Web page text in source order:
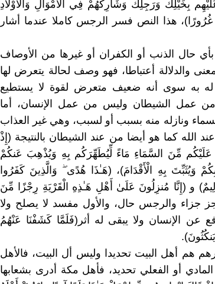
بِخَيْلِكَ وَرَجِلِكَ وَشَارِكْهُمْ فِي الْأَمْوَالِ وَالْأَوْلَادِ
هذا النص فسر الرجس كاملا عندما أشار
حال الذنب أو الكفران أو غيرها من الأوصاف
والدلالة أعتباطا، فهو وصف لحالة يتعرض لها
له به سوى أنه ضعيف متعرض لقوة لا يستطيع
من عمل الشيطان وليس من عمل الإنسان، أما
ونازله منه بسبب أو لسبب، وهي غير العذاب
الله كما هو أيضا من عند الشيطان بالنتيجة (إِذْ
عَلَيْكُم مِّنَ السَّمَاءِ مَاءً لِّيُطَهِّرَكُم بِهِ وَيُذْهِبَ عَنكُمْ
وَيُثَبِّتَ بِهِ الْأَقْدَامَ)، (هَـٰذَا هُدًى ۖ وَالَّذِينَ كَفَرُوا
و (إِنَّا مُنزِلُونَ عَلَىٰ أَهْلِ هَـٰذِهِ الْقَرْيَةِ رِجْزًا مِّنَ
جزاء والرجس حال، والأول مفسد لا يصلح ولا
عن الإنسان ولا يبقى له أثر(فَلَمَّا كَشَفْنَا عَنْهُمُ
هم أهل البيت تحديدا وليس أل البيت، فالأهل
أو الفعلي تحديد، فأهل مكة أدرى بشعابها